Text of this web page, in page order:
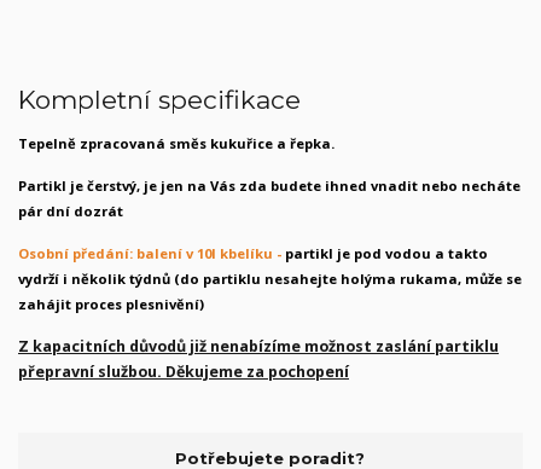
Kompletní specifikace
Tepelně zpracovaná směs kukuřice a řepka.
Partikl je čerstvý, je jen na Vás zda budete ihned vnadit nebo necháte
pár dní dozrát
Osobní předání: balení v 10l kbelíku - partikl je pod vodou a takto
vydrží i několik týdnů (do partiklu nesahejte holýma rukama, může se
zahájit proces plesnivění)
Z kapacitních důvodů již nenabízíme možnost zaslání partiklu
přepravní službou. Děkujeme za pochopení
Potřebujete poradit?